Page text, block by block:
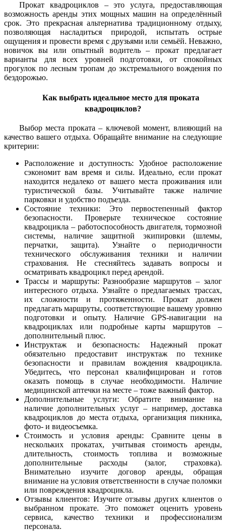
Прокат квадроциклов – это услуга, предоставляющая
возможность аренды этих мощных машин на определённый
срок. Это прекрасная альтернатива традиционному отдыху,
позволяющая насладиться природой, испытать острые
ощущения и провести время с друзьями или семьёй. Неважно,
новичок вы или опытный водитель – прокат предлагает
варианты для всех уровней подготовки, от спокойных
прогулок по лесным тропам до экстремального вождения по
бездорожью.
Как выбрать идеальное место для проката
квадроциклов?
Выбор места проката – ключевой момент, влияющий на
качество вашего отдыха. Обращайте внимание на следующие
критерии:
Расположение и доступность: Удобное расположение
сэкономит вам время и силы. Идеально, если прокат
находится недалеко от вашего места проживания или
туристической базы. Учитывайте также наличие
парковки и удобство подъезда.
Состояние техники: Это первостепенный фактор
безопасности. Проверьте техническое состояние
квадроцикла – работоспособность двигателя, тормозной
системы, наличие защитной экипировки (шлемы,
перчатки, защита). Узнайте о периодичности
технического обслуживания техники и наличии
страхования. Не стесняйтесь задавать вопросы и
осматривать квадроцикл перед арендой.
Трассы и маршруты: Разнообразие маршрутов – залог
интересного отдыха. Узнайте о предлагаемых трассах,
их сложности и протяженности. Прокат должен
предлагать маршруты, соответствующие вашему уровню
подготовки и опыту. Наличие GPS-навигации на
квадроциклах или подробные карты маршрутов –
дополнительный плюс.
Инструктаж и безопасность: Надежный прокат
обязательно предоставит инструктаж по технике
безопасности и правилам вождения квадроцикла.
Убедитесь, что персонал квалифицирован и готов
оказать помощь в случае необходимости. Наличие
медицинской аптечки на месте – тоже важный фактор.
Дополнительные услуги: Обратите внимание на
наличие дополнительных услуг – например, доставка
квадроциклов до места отдыха, организация пикника,
фото- и видеосъемка.
Стоимость и условия аренды: Сравните цены в
нескольких прокатах, учитывая стоимость аренды,
длительность, стоимость топлива и возможные
дополнительные расходы (залог, страховка).
Внимательно изучите договор аренды, обращая
внимание на условия ответственности в случае поломки
или повреждения квадроцикла.
Отзывы клиентов: Изучите отзывы других клиентов о
выбранном прокате. Это поможет оценить уровень
сервиса, качество техники и профессионализм
персонала.